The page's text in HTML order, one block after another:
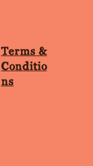
Terms &
Conditio
ns